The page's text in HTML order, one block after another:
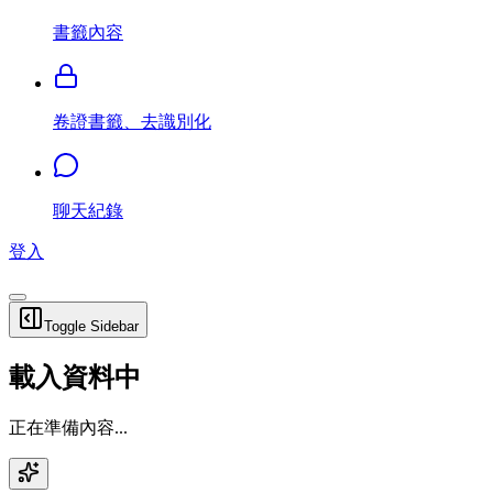
書籤內容
卷證書籤、去識別化
聊天紀錄
登入
Toggle Sidebar
載入資料中
正在準備內容...